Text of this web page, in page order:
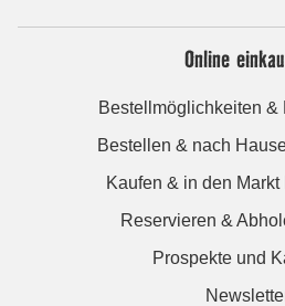
Online
Bestellmöglichkeiten &
Bestellen & nach
Kaufen & in den
Reservieren &
Prospekte und